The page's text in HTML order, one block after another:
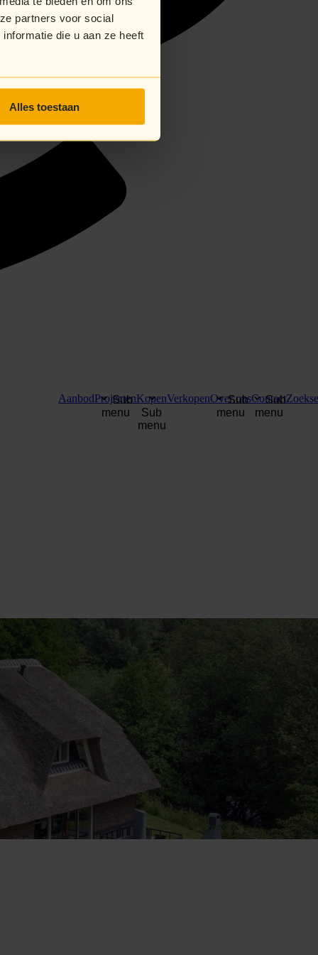
partners voor social
die u aan ze heeft
Alles toestaan
AanbodProjecten
Sub
menu
Kopen
Sub
menu
VerkopenOver ons
Sub
menu
Contact
Sub
menu